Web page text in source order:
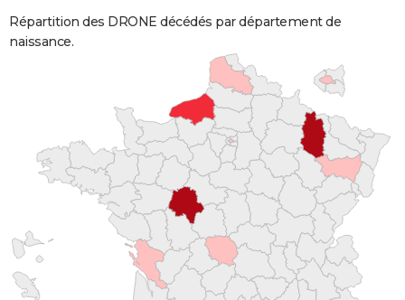
Répartition des DRONE décédés par département de
naissance.